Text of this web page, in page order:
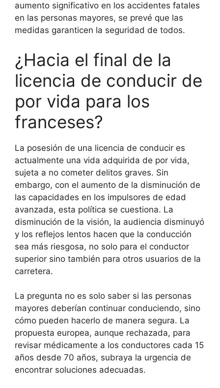
aumento significativo en los accidentes fatales
en las personas mayores, se prevé que las
medidas garanticen la seguridad de todos.
¿Hacia el final de la
licencia de conducir de
por vida para los
franceses?
La posesión de una licencia de conducir es
actualmente una vida adquirida de por vida,
sujeta a no cometer delitos graves. Sin
embargo, con el aumento de la disminución de
las capacidades en los impulsores de edad
avanzada, esta política se cuestiona. La
disminución de la visión, la audiencia disminuyó
y los reflejos lentos hacen que la conducción
sea más riesgosa, no solo para el conductor
superior sino también para otros usuarios de la
carretera.
La pregunta no es solo saber si las personas
mayores deberían continuar conduciendo, sino
cómo pueden hacerlo de manera segura. La
propuesta europea, aunque rechazada, para
revisar médicamente a los conductores cada 15
años desde 70 años, subraya la urgencia de
encontrar soluciones adecuadas.